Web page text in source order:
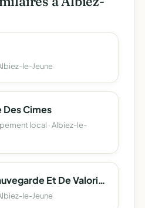
le-Jeune
Des Cimes
local · Albiez-le-
Association De Sauvegarde Et De Valorisation Du Patrimoine D'albiez-Le-Jeune
le-Jeune